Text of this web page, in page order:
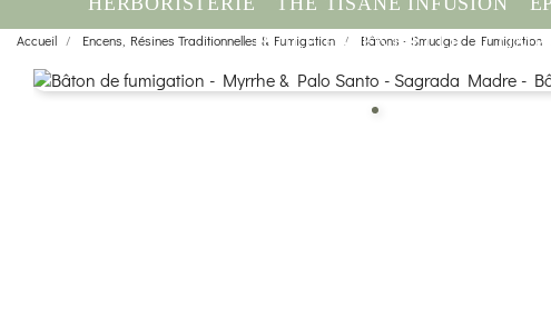
HUILE ESSENTIELLE
Accueil Encens, Résines Traditionnelles & Fumigation Bâtons - Smudge de Fumigation